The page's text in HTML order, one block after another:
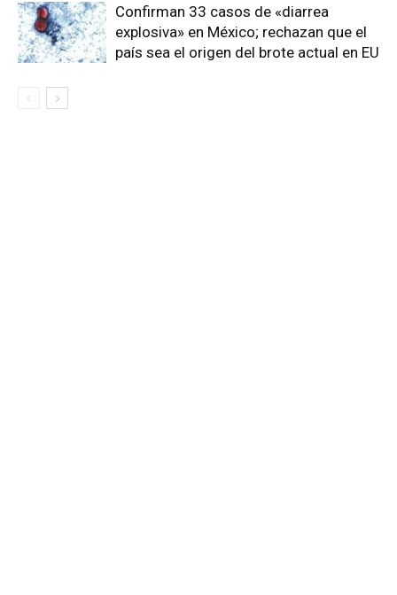
Confirman 33 casos de «diarrea
explosiva» en México; rechazan que el
país sea el origen del brote actual en EU